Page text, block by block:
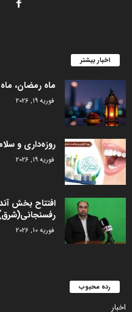
اخبار بیشتر
ماه رمضان،
فوریه 19, 2026
روزه‌داری و
فوریه 19, 2026
افتتاح بخش
فوریه 10, 2026
رده محبوب
اخبار